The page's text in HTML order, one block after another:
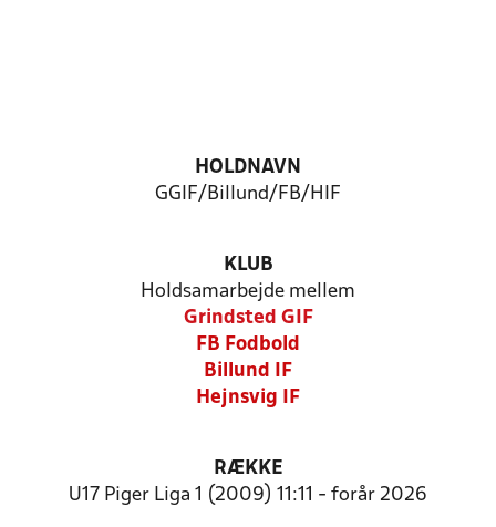
HOLDNAVN
GGIF/Billund/FB/HIF
KLUB
Holdsamarbejde mellem
Grindsted GIF
FB Fodbold
Billund IF
Hejnsvig IF
RÆKKE
U17 Piger Liga 1 (2009) 11:11 - forår 2026